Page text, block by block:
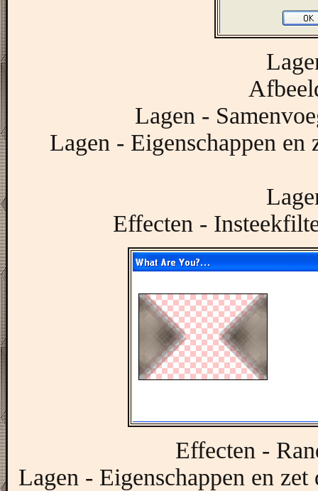
Lagen -
Lagen - Eigenschappen en
Effecten -
Effecten -
Lagen - Eigenschappen en